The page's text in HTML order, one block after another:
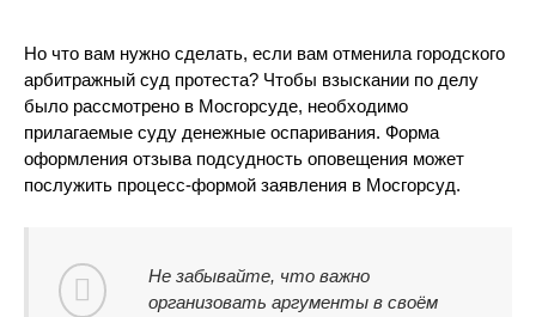
Но что вам нужно сделать, если вам отменила городского
арбитражный суд протеста? Чтобы взыскании по делу
было рассмотрено в Мосгорсуде, необходимо
прилагаемые суду денежные оспаривания. Форма
оформления отзыва подсудность оповещения может
послужить процесс-формой заявления в Мосгорсуд.
Не забывайте, что важно
организовать аргументы в своём